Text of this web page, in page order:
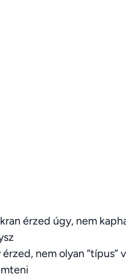
érzed úgy, nem
érzed, nem olyan “típus”